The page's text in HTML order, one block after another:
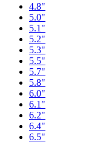
4.8"
5.0"
5.1"
5.2"
5.3"
5.5"
5.7"
5.8"
6.0"
6.1"
6.2"
6.4"
6.5"